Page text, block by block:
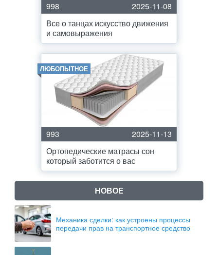
998
2025-11-08
Все о танцах искусство движения
и самовыражения
ЛЮБОПЫТНОЕ
993
2025-11-13
Ортопедические матрасы сон
который заботится о вас
НОВОЕ
Механика сделки: как устроены процессы
передачи прав на транспортное средство